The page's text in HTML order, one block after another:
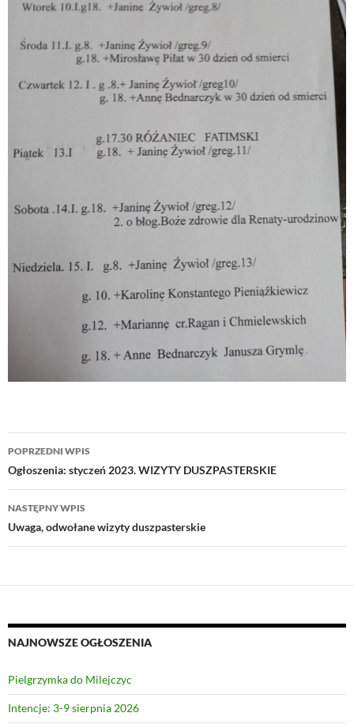
Nawigacja
wpisu
POPRZEDNI WPIS
Ogłoszenia: styczeń 2023. WIZYTY DUSZPASTERSKIE
NASTĘPNY WPIS
Uwaga, odwołane wizyty duszpasterskie
NAJNOWSZE OGŁOSZENIA
Pielgrzymka do Milejczyc
Intencje: 3-9 sierpnia 2026